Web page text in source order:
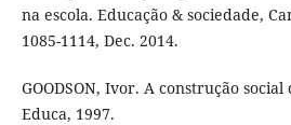
na escola. Educação & sociedade,
1085-1114, Dec. 2014.
GOODSON, Ivor. A construção
Educa, 1997.